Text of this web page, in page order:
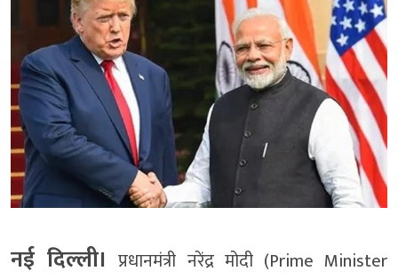
नई दिल्ली। प्रधानमंत्री नरेंद्र मोदी (Prime Minister